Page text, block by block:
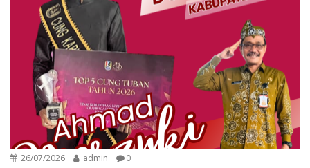
26/07/2026 admin 0